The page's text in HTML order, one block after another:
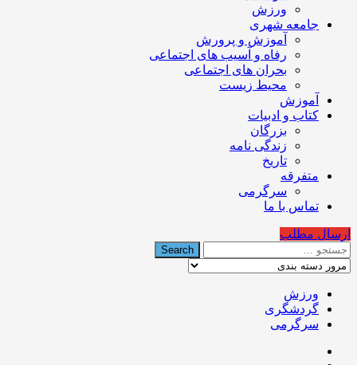
تهران
ورزش
جامعه شهری
آموزش و پرورش
رفاه و آسیب های اجتماعی
بحران های اجتماعی
محیط زیست
آموزش
کتاب و ادبیات
بزرگان
زندگی نامه
تاریخ
متفرقه
سرگرمی
تماس با ما
ارسال مطلب
ورزش
گردشگری
سرگرمی